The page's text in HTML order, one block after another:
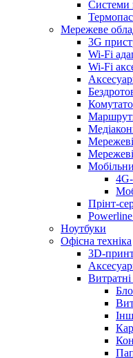
Системи
Мережеве
3G
Wi-Fi
Wi-Fi
Прінт-
Ноутбуки
Офісна техніка
3D-
Витратні